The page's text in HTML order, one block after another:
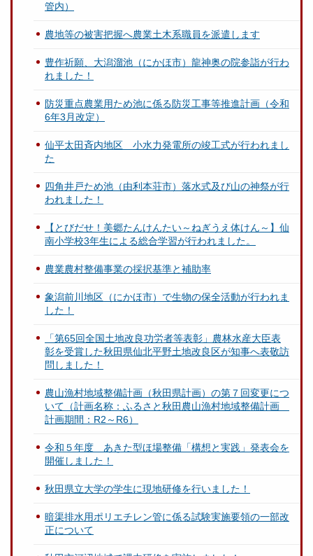
管内）
農地等の被害把握へ農業土木系職員を派遣します
豊作祈願、大潟溜池（にかほ市）龍神奥の院参詣が行わ
れました！
防災重点農業用ため池に係る防災工事等推進計画（令和
6年3月改定）
仙平太田斉内地区 小水力発電所の竣工式が行われまし
た
四角井戸ため池（由利本荘市）落水式及び山の神祭が行
われました！
【とびだせ！美郷たんけんたい～ねぎうえ体けん～】仙
南小学校3年生による総合学習が行われました。
農業農村整備事業の採択基準と補助率
象潟前川地区（にかほ市）で生物の保全活動が行われま
した！
「第65回全国土地改良功労者等表彰」農林水産大臣表
彰を受賞した秋田県仙北平野土地改良区が知事へ表敬訪
問しました！
農山漁村地域整備計画（秋田県計画）の第７回変更につ
いて（計画名称：ふるさと秋田農山漁村地域整備計画
計画期間：R2～R6）
令和５年度 あきた型ほ場整備「構想と実践」発表会を
開催しました！
秋田県立大学の学生に現地研修を行いました！
暗渠排水用ポリエチレン管に係る試験実施要領の一部改
正について